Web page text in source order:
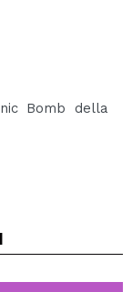
Bomb della
da 4 forme
le rughe,
potenzia